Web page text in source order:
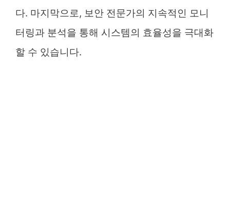
다. 마지막으로, 보안 전문가의 지속적인 모니
터링과 분석을 통해 시스템의 효율성을 극대화
할 수 있습니다.